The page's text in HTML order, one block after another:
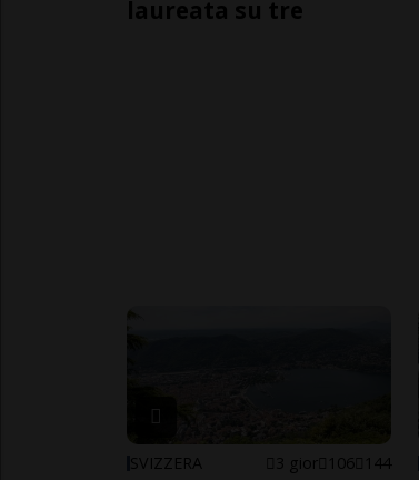
laureata su tre
SVIZZERA 3 gior 106 144